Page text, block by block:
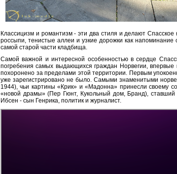
Классицизм и романтизм - эти два стиля и делают
россыпи, тенистые аллеи и узкие дорожки как напоминание
самой старой части кладбища.
Самой важной и интересной особенностью в сердце
погребения самых выдающихся граждан Норвегии, впервые
похоронено за пределами этой территории. Первым
уже зарегистрировано не было. Самыми знаменитыми
1944), чьи картины «Крик» и «Мадонна» принесли своему
«новой драмы» (Пер Гюнт, Кукольный дом, Бранд),
Ибсен - сын Генрика, политик и журналист.